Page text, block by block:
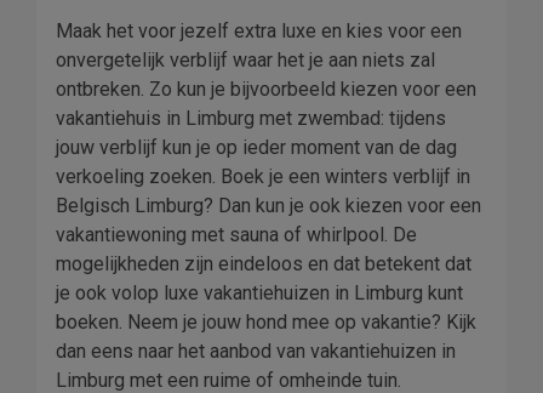
Maak het voor jezelf extra luxe en kies voor een
onvergetelijk verblijf waar het je aan niets zal
ontbreken. Zo kun je bijvoorbeeld kiezen voor een
vakantiehuis in Limburg met zwembad: tijdens
jouw verblijf kun je op ieder moment van de dag
verkoeling zoeken. Boek je een winters verblijf in
Belgisch Limburg? Dan kun je ook kiezen voor een
vakantiewoning met sauna of whirlpool. De
mogelijkheden zijn eindeloos en dat betekent dat
je ook volop luxe vakantiehuizen in Limburg kunt
boeken. Neem je jouw hond mee op vakantie? Kijk
dan eens naar het aanbod van vakantiehuizen in
Limburg met een ruime of omheinde tuin.